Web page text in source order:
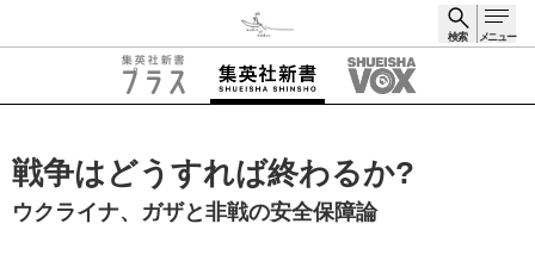
検索 メニュー
戦争はどうすれば終わるか?
ウクライナ、ガザと非戦の安全保障論